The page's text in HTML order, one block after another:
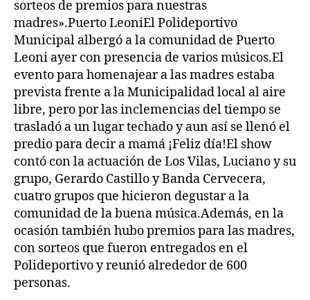
sorteos de premios para nuestras
madres».Puerto LeoniEl Polideportivo
Municipal albergó a la comunidad de Puerto
Leoni ayer con presencia de varios músicos.El
evento para homenajear a las madres estaba
prevista frente a la Municipalidad local al aire
libre, pero por las inclemencias del tiempo se
trasladó a un lugar techado y aun así se llenó el
predio para decir a mamá ¡Feliz día!El show
contó con la actuación de Los Vilas, Luciano y su
grupo, Gerardo Castillo y Banda Cervecera,
cuatro grupos que hicieron degustar a la
comunidad de la buena música.Además, en la
ocasión también hubo premios para las madres,
con sorteos que fueron entregados en el
Polideportivo y reunió alrededor de 600
personas.